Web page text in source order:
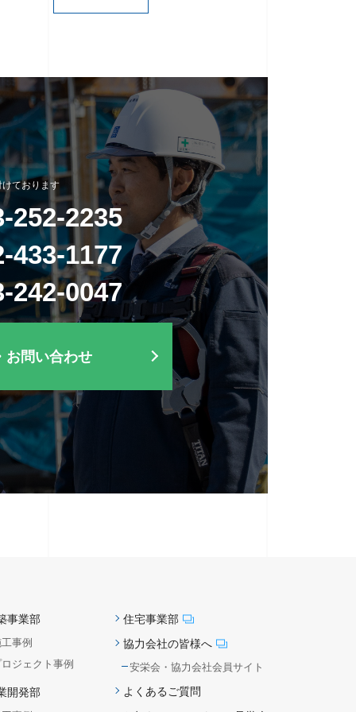
ております
252-2235
433-1177
242-0047
お問い合わせ
事業部
事例
ロジェクト事例
開発部
住宅事業部
協力会社の皆様へ
安栄会・協力会社会員サイト
よくあるご質問